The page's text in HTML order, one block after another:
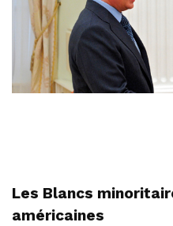
Les Blancs
américaines